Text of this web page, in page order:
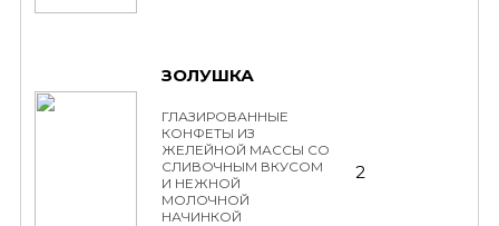
ЗОЛУШКА
ГЛАЗИРОВАННЫЕ
КОНФЕТЫ ИЗ
ЖЕЛЕЙНОЙ МАССЫ СО
СЛИВОЧНЫМ ВКУСОМ
И НЕЖНОЙ
МОЛОЧНОЙ
НАЧИНКОЙ
2